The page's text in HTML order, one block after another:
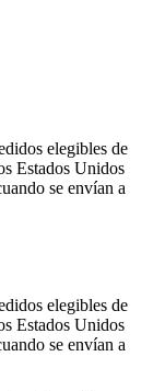
elegibles de
Estados Unidos
se envían a
elegibles de
Estados Unidos
se envían a